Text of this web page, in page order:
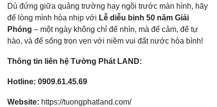
Dù đứng giữa quảng trường hay ngồi trước màn hình, hãy
để lòng mình hòa nhịp với Lễ diễu binh 50 năm Giải
Phóng – một ngày không chỉ để nhìn, mà để cảm, để tự
hào, và để sống trọn vẹn với niềm vui đất nước hòa bình!
Thông tin liên hệ Tường Phát LAND:
Hotline: 0909.61.45.69
Website: https://tuongphatland.com/